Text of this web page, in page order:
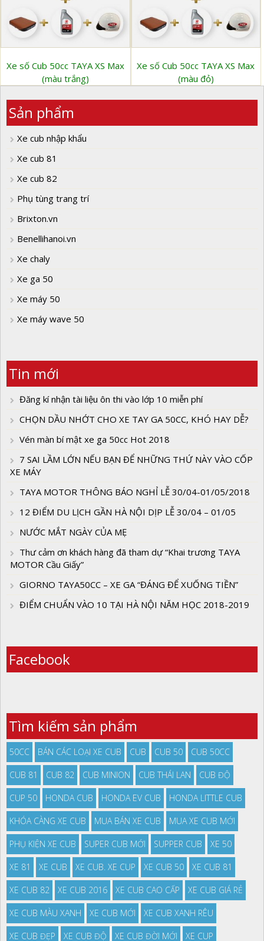
Xe số Cub 50cc TAYA XS Max
(màu trắng)
Xe số Cub 50cc TAYA XS Max
(màu đỏ)
Sản phẩm
Xe cub nhập khẩu
Xe cub 81
Xe cub 82
Phụ tùng trang trí
Brixton.vn
Benellihanoi.vn
Xe chaly
Xe ga 50
Xe máy 50
Xe máy wave 50
Tin mới
Đăng kí nhận tài liệu ôn thi vào lớp 10 miễn phí
CHỌN DẦU NHỚT CHO XE TAY GA 50CC, KHÓ HAY DỄ?
Vén màn bí mật xe ga 50cc Hot 2018
7 SAI LẦM LỚN NẾU BẠN ĐỂ NHỮNG THỨ NÀY VÀO CỐP
XE MÁY
TAYA MOTOR THÔNG BÁO NGHỈ LỄ 30/04-01/05/2018
12 ĐIỂM DU LỊCH GẦN HÀ NỘI DỊP LỄ 30/04 – 01/05
NƯỚC MẮT NGÀY CỦA MẸ
Thư cảm ơn khách hàng đã tham dự “Khai trương TAYA
MOTOR Cầu Giấy”
GIORNO TAYA50CC – XE GA “ĐÁNG ĐỂ XUỐNG TIỀN”
ĐIỂM CHUẨN VÀO 10 TẠI HÀ NỘI NĂM HỌC 2018-2019
Facebook
Tìm kiếm sản phẩm
50CC BÁN CÁC LOẠI XE CUB CUB CUB 50 CUB 50CC
CUB 81 CUB 82 CUB MINION CUB THÁI LAN CUB ĐỘ
CUP 50 HONDA CUB HONDA EV CUB HONDA LITTLE CUB
KHÓA CÀNG XE CUB MUA BÁN XE CUB MUA XE CUB MỚI
PHỤ KIỆN XE CUB SUPER CUB MỚI SUPPER CUB XE 50
XE 81 XE CUB XE CUB. XE CUP XE CUB 50 XE CUB 81
XE CUB 82 XE CUB 2016 XE CUB CAO CẤP XE CUB GIÁ RẺ
XE CUB MÀU XANH XE CUB MỚI XE CUB XANH RÊU
XE CUB ĐẸP XE CUB ĐỘ XE CUB ĐỜI MỚI XE CUP